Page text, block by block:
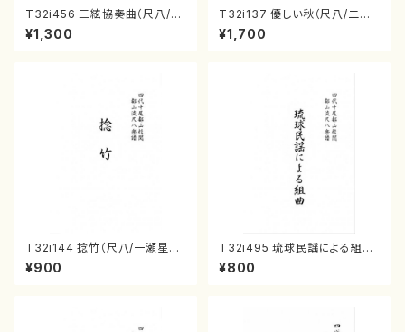
T32i456 三絃協奏曲（尺八/中
能島欣一/楽譜）都山流公刊楽譜
曲番:2164
¥1,300
T32i137 優しい秋（尺八/二代
山本邦山/尺八/都山式譜）都山
流公刊楽譜曲番:586
¥1,700
T32i144 捻竹（尺八/一瀬星山/
尺八/都山式譜）都山流公刊楽譜
曲番:593
¥900
T32i495 琉球民謡による組曲
（尺八/牧野由多可/楽譜）都山n
o:2204
¥800